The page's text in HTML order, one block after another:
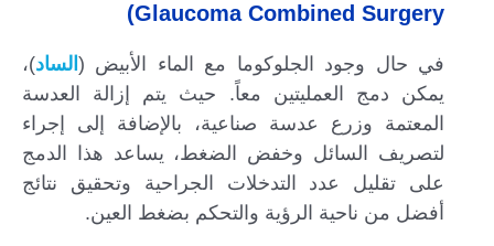
Glaucoma Combined Surgery)
في حال وجود الجلوكوما مع الماء الأبيض ( الساد)،
يمكن دمج العمليتين معاً. حيث يتم إزالة العدسة
المعتمة وزرع عدسة صناعية، بالإضافة إلى إجراء
لتصريف السائل وخفض الضغط، يساعد هذا الدمج
على تقليل عدد التدخلات الجراحية وتحقيق نتائج
أفضل من ناحية الرؤية والتحكم بضغط العين.